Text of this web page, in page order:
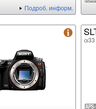
Подроб. информ.
α33